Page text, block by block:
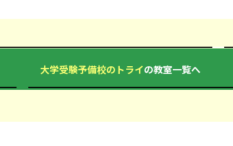
学 - 北海道大学 - 東北大学 -
学 - 一橋大学 - 東京工業大学
大学受験予備校のトライの教室一覧へ